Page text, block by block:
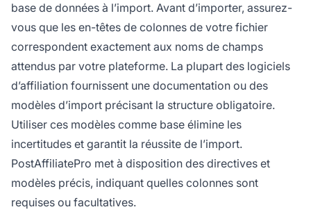
base de données à l’import. Avant d’importer, assurez-
vous que les en-têtes de colonnes de votre fichier
correspondent exactement aux noms de champs
attendus par votre plateforme. La plupart des logiciels
d’affiliation fournissent une documentation ou des
modèles d’import précisant la structure obligatoire.
Utiliser ces modèles comme base élimine les
incertitudes et garantit la réussite de l’import.
PostAffiliatePro met à disposition des directives et
modèles précis, indiquant quelles colonnes sont
requises ou facultatives.